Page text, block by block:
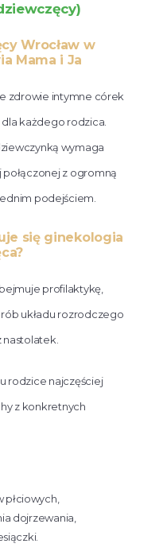
Wrocław w
Mama i Ja
zdrowie intymne córek
każdego rodzica.
wymaga
z ogromną
podejściem.
się ginekologia
profilaktykę,
układu rozrodczego
rodzice najczęściej
z konkretnych
dojrzewania,